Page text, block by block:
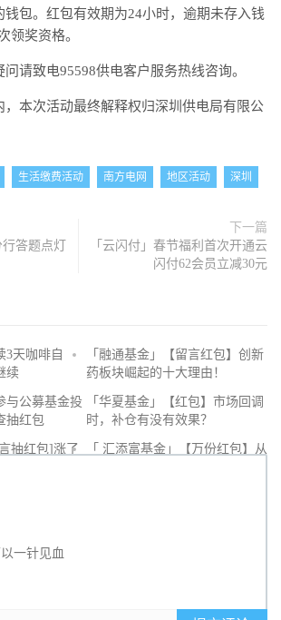
包。红包有效期为24小时，逾期未存入钱
领奖资格。
请致电95598供电客户服务热线咨询。
，本次活动最终解释权归深圳供电局有限公
生活缴费活动 南方电网 地区活动 深圳
答题点灯
下一篇
「云闪付」春节福利首次开通云
闪付62会员立减30元
3天咖啡自
续
「融通基金」【留言红包】创新
药板块崛起的十大理由！
与公募基金投
抽红包
「华夏基金」【红包】市场回调
时，补仓有没有效果？
抽红包]​涨了
「 汇添富基金」【万份红包】从
银行充值话